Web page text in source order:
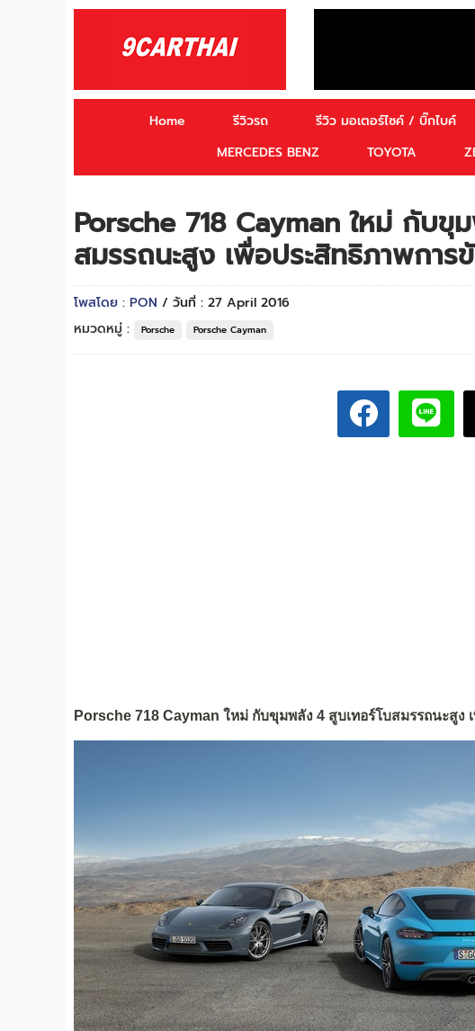
Home รีวิวรถ รีวิว มอเตอร์ไซค์ / บิ๊กไบค์
MERCEDES BENZ
TOYOTA
Porsche 718 Cayman ใหม่ กับขุ
สมรรถนะสูง เพื่อประสิทธิภาพการ
โพสโดย : PON / วันที่ : 27 April 2016
หมวดหมู่ :
Porsche Porsche Cayman
Porsche 718 Cayman ใหม่ กับขุมพลัง 4 สูบเทอร์โบสมรรถนะสูง